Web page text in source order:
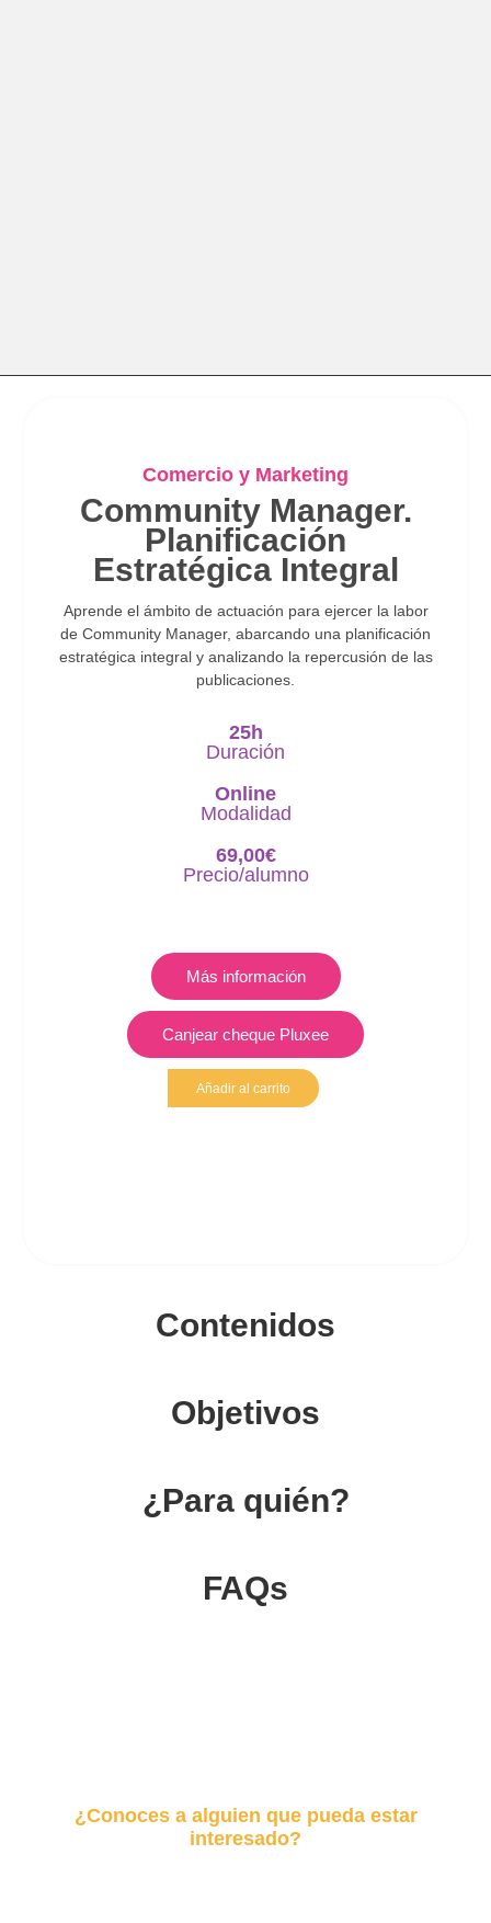
Comercio y Marketing
Community Manager.
Planificación
Estratégica Integral
Aprende el ámbito de actuación para ejercer la labor
de Community Manager, abarcando una planificación
estratégica integral y analizando la repercusión de las
publicaciones.
25h
Duración
Online
Modalidad
69,00€
Precio/alumno
Más información
Canjear cheque Pluxee
Añadir al carrito
Contenidos
Objetivos
¿Para quién?
FAQs
¿Conoces a alguien que pueda estar
interesado?